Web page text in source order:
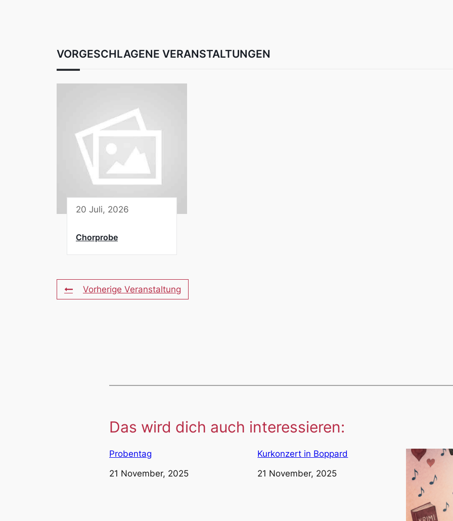
VORGESCHLAGENE VERANSTALTUNGEN
20 Juli, 2026
Chorprobe
Vorherige Veranstaltung
Das wird dich auch interessieren:
Probentag
Datum
21 November, 2025
Kurkonzert in Boppard
Datum
21 November, 2025